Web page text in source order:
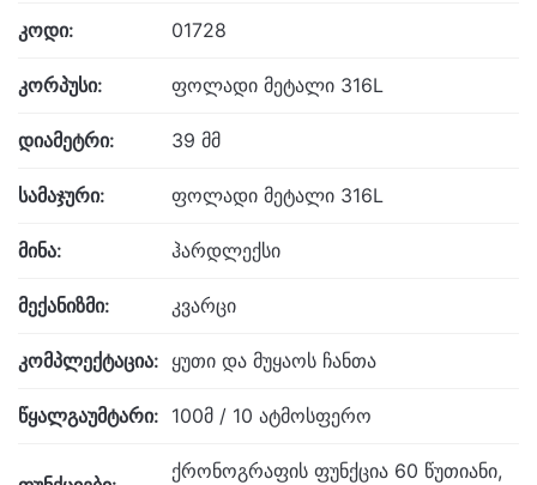
კოდი: 01728
კორპუსი: ფოლადი მეტალი 316L
დიამეტრი: 39 მმ
სამაჯური: ფოლადი მეტალი 316L
მინა: ჰარდლექსი
მექანიზმი: კვარცი
კომპლექტაცია: ყუთი და მუყაოს ჩანთა
წყალგაუმტარი: 100მ / 10 ატმოსფერო
ქრონოგრაფის ფუნქცია 60 წუთიანი,